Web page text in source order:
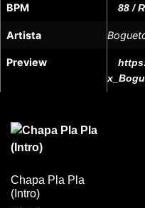
BPM 88 /
Artista
Preview
Chapa Pla Pla
(Intro)